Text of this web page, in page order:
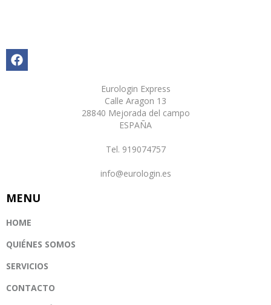
Eurologin Express
Calle Aragon 13
28840 Mejorada del campo
ESPAÑA
Tel. 919074757
info@eurologin.es
MENU
HOME
QUIÉNES SOMOS
SERVICIOS
CONTACTO